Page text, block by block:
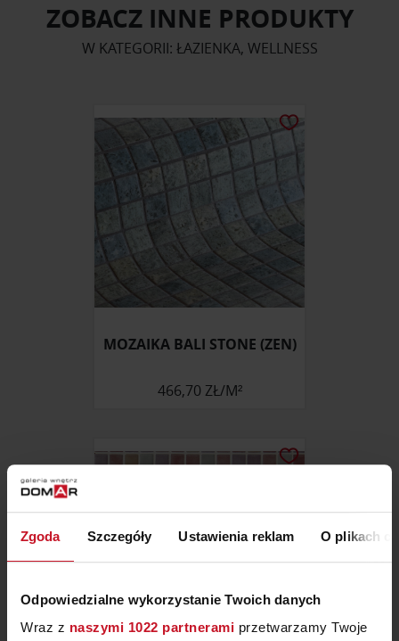
Zgoda Szczegóły Ustawienia reklam O plikach
Odpowiedzialne wykorzystanie Twoich danych
Wraz z naszymi 1022 partnerami przetwarzamy Twoje
ZOBACZ INNE PRODUKTY
W KATEGORII: ŁAZIENKA, WELLNESS
MOZAIKA BALI STONE (ZEN)
466,70 ZŁ/M²